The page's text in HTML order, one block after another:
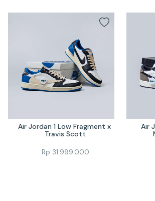
Air Jordan 1 Low Fragment x
Travis Scott
Rp 31.999.000
Air